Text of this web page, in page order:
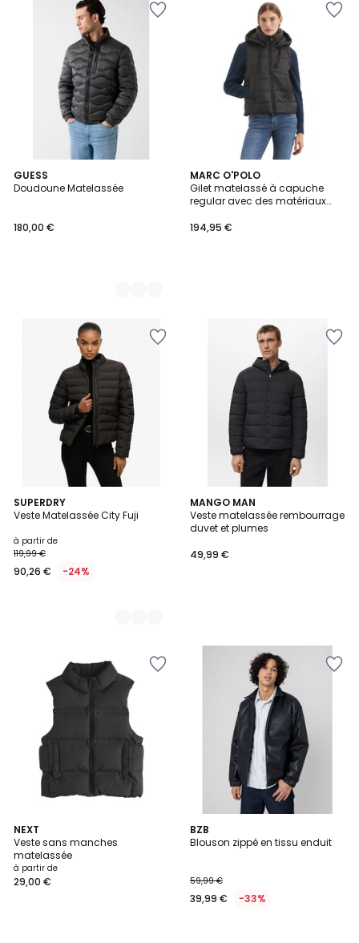
GUESS
Doudoune Matelassée
180,00 €
2
Couleurs
MARC O'POLO
Gilet matelassé à capuche
regular avec des matériaux
194,95 €
SUPERDRY
Veste Matelassée City Fuji
à partir de
119,99 €
90,26 € -24%
2
Couleurs
MANGO MAN
Veste matelassée rembourrage
duvet et plumes
49,99 €
NEXT
Veste sans manches
matelassée
à partir de
29,00 €
BZB
Blouson zippé en tissu enduit
59,99 €
39,99 € -33%